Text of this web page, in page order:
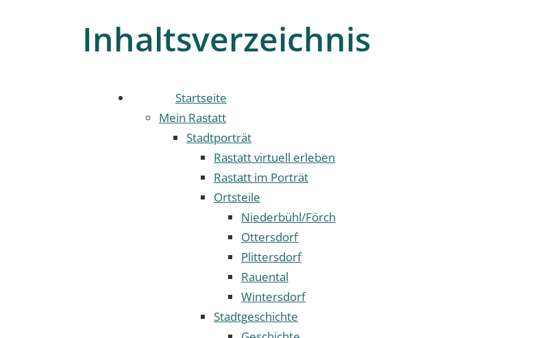
Inhaltsverzeichnis
Startseite
Mein Rastatt
Stadtporträt
Rastatt virtuell erleben
Rastatt im Porträt
Ortsteile
Niederbühl/Förch
Ottersdorf
Plittersdorf
Rauental
Wintersdorf
Stadtgeschichte